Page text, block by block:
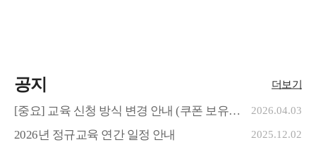
공지 더보기
[중요] 교육 신청 방식 변경 안내 (쿠폰 보유
고객 필수 확인)
2026.04.03
2026년 정규교육 연간 일정 안내 2025.12.02